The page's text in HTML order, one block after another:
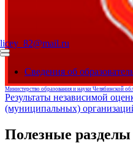
licey_82@mail.ru
Сведения об
Министерство образования и науки Челябинской
Результаты независимой
(муниципальных)
Полезные разделы